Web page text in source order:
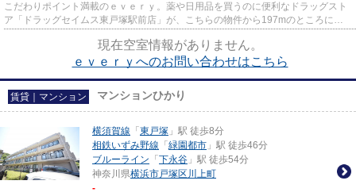
こだわりポイント満載のｅｖｅｒｙ。薬や日用品を買うのに便利なドラッグスト
ア「ドラッグセイムス東戸塚駅前店」が、こちらの物件から197mのところにあ
現在空室情報がありません。
ｅｖｅｒｙへのお問い合わせはこちら
賃貸｜マンション マンションひかり
横須賀線 「 東戸塚 」駅 徒歩8分
相鉄いずみ野線 「 緑園都市 」駅 徒歩46分
ブルーライン 「 下永谷 」駅 徒歩54分
神奈川県横浜市戸塚区 川上町
-